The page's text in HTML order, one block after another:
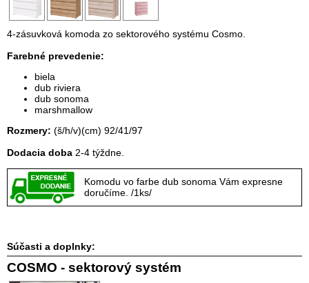
4-zásuvková komoda zo sektorového systému Cosmo.
Farebné prevedenie:
biela
dub riviera
dub sonoma
marshmallow
Rozmery: (š/h/v)(cm) 92/41/97
Dodacia doba 2-4 týždne.
Komodu vo farbe dub sonoma Vám expresne
doručíme. /1ks/
Súčasti a doplnky:
COSMO - sektorový systém